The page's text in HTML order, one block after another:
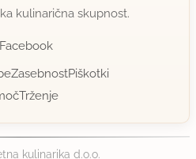
kulinarična skupnost.
Facebook
ZasebnostPiškotki
Trženje
kulinarika d.o.o.